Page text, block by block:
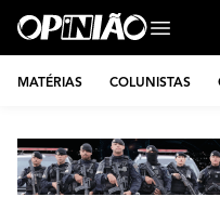
MATÉRIAS COLUNISTAS